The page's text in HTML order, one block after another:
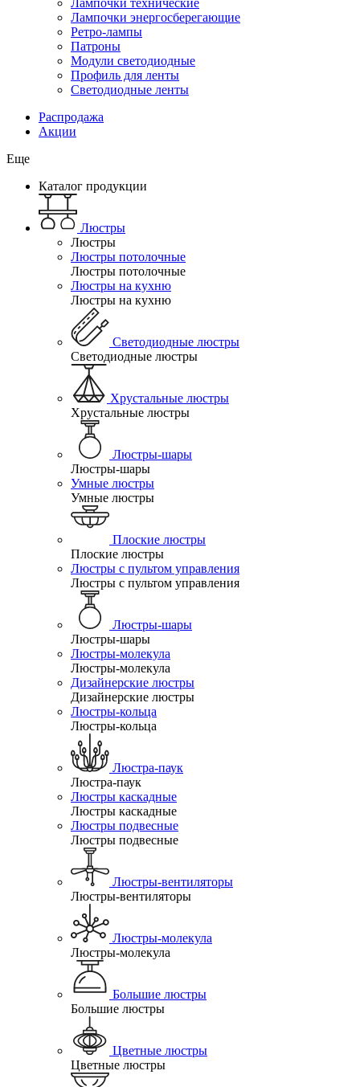
Лампочки технические
Лампочки энергосберегающие
Ретро-лампы
Патроны
Модули светодиодные
Профиль для ленты
Светодиодные ленты
Распродажа
Акции
Еще
Каталог продукции
Люстры
Люстры
Люстры потолочные
Люстры потолочные
Люстры на кухню
Люстры на кухню
Светодиодные люстры
Светодиодные люстры
Хрустальные люстры
Хрустальные люстры
Люстры-шары
Люстры-шары
Умные люстры
Умные люстры
Плоские люстры
Плоские люстры
Люстры с пультом управления
Люстры с пультом управления
Люстры-шары
Люстры-шары
Люстры-молекула
Люстры-молекула
Дизайнерские люстры
Дизайнерские люстры
Люстры-кольца
Люстры-кольца
Люстра-паук
Люстра-паук
Люстры каскадные
Люстры каскадные
Люстры подвесные
Люстры подвесные
Люстры-вентиляторы
Люстры-вентиляторы
Люстры-молекула
Люстры-молекула
Большие люстры
Большие люстры
Цветные люстры
Цветные люстры